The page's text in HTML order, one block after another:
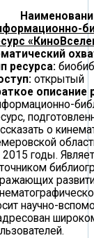
ресурса:
открытый
описание
о
2015 годы.
научно-